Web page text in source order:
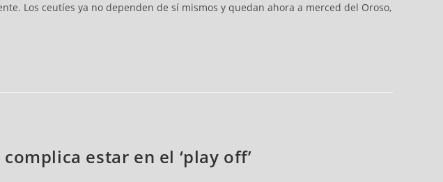
Los ceutíes ya no dependen de sí mismos y quedan ahora a merced del Oroso,
estar en el ‘play off’